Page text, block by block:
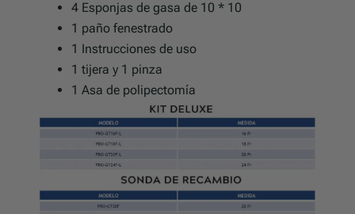
4 Esponjas de gasa de 10 * 10
1 paño fenestrado
1 Instrucciones de uso
1 tijera y 1 pinza
1 Asa de polipectomía